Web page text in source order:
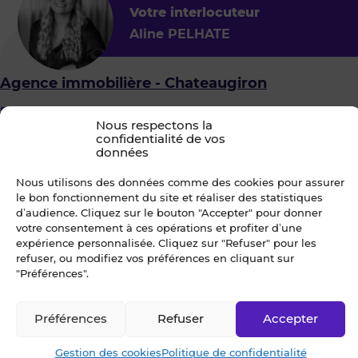
Nous respectons la
confidentialité de vos
données
Nous utilisons des données comme des cookies pour assurer
le bon fonctionnement du site et réaliser des statistiques
d’audience. Cliquez sur le bouton "Accepter" pour donner
votre consentement à ces opérations et profiter d’une
expérience personnalisée. Cliquez sur "Refuser" pour les
refuser, ou modifiez vos préférences en cliquant sur
"Préférences".
Accepter
Refuser
Préférences
Gestion des cookiesPolitique de confidentialité
Votre interlocuteur
Aline PELHATE
Agence immobilière - Chateaugiron
5 235
29, rue de la Madeleine
35410 CHATEAUGIRON
Je choisis un ou des créneaux
pour organiser une visite